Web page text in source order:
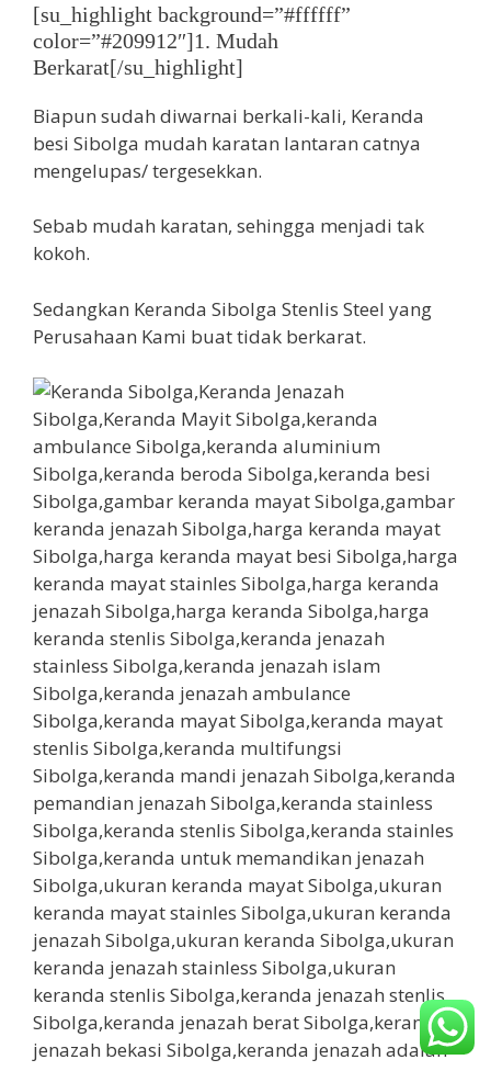
[su_highlight background=”#ffffff”
color=”#209912″]1. Mudah
Berkarat[/su_highlight]
Biapun sudah diwarnai berkali-kali, Keranda
besi Sibolga mudah karatan lantaran catnya
mengelupas/ tergesekkan.
Sebab mudah karatan, sehingga menjadi tak
kokoh.
Sedangkan Keranda Sibolga Stenlis Steel yang
Perusahaan Kami buat tidak berkarat.